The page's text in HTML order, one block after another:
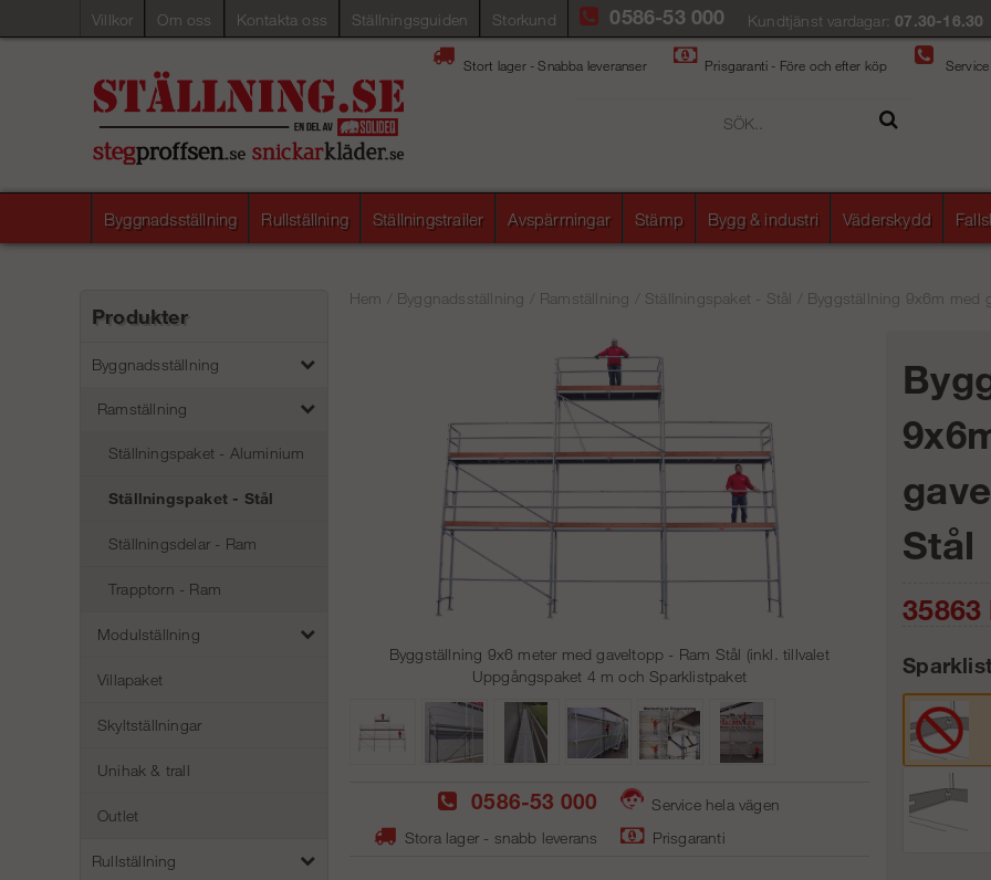
Villkor Om oss Kontakta oss Ställningsguiden Storkund 0586-53 000 Kundtjänst vardagar:07.30-16.30
Stort lager - Snabba leveranser Prisgaranti - Före och efter köp
Byggnadsställning Rullställning Ställningstrailer Avspärrningar Stämp Bygg & industri Väderskydd
Produkter
Byggnadsställning
Ramställning
Ställningspaket - Aluminium
Ställningspaket - Stål
Ställningsdelar - Ram
Trapptorn - Ram
Modulställning
Villapaket
Skyltställningar
Unihak & trall
Outlet
Rullställning
Hem Byggnadsställning Ramställning Ställningspaket - Stål Byggställning 9x6m med
Byggställning 9x6 meter med gaveltopp - Ram Stål (inkl. tillvalet
Uppgångspaket 4 m och Sparklistpaket
0586-53 000
Service hela vägen
Stora lager - snabb leverans
Prisgaranti
Stål
35863